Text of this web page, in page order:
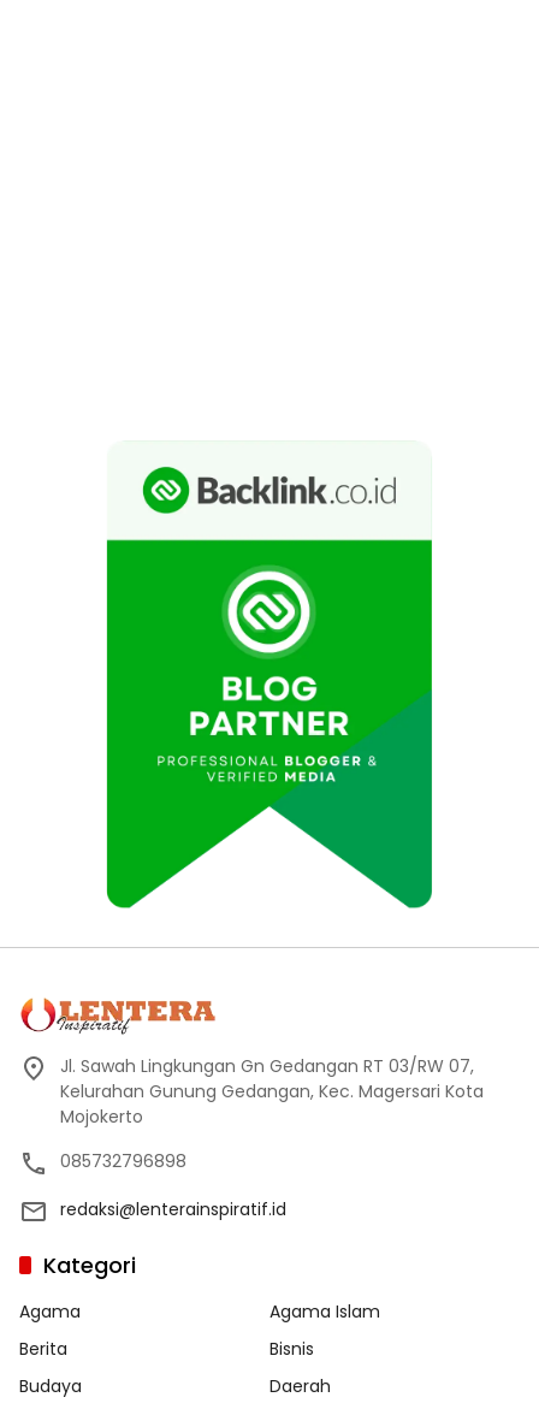
Jl. Sawah Lingkungan Gn Gedangan RT 03/RW 07,
Kelurahan Gunung Gedangan, Kec. Magersari Kota
Mojokerto
085732796898
redaksi@lenterainspiratif.id
Kategori
Agama
Agama Islam
Berita
Bisnis
Budaya
Daerah